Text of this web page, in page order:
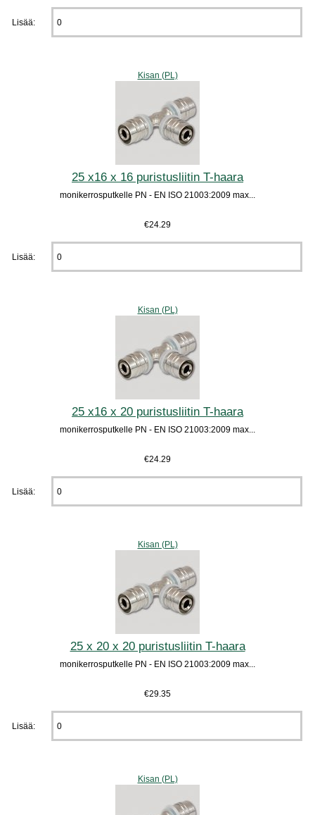
Lisää:
Kisan (PL)
25 x16 x 16 puristusliitin T-haara
monikerrosputkelle PN - EN ISO 21003:2009 max...
€24.29
Lisää:
Kisan (PL)
25 x16 x 20 puristusliitin T-haara
monikerrosputkelle PN - EN ISO 21003:2009 max...
€24.29
Lisää:
Kisan (PL)
25 x 20 x 20 puristusliitin T-haara
monikerrosputkelle PN - EN ISO 21003:2009 max...
€29.35
Lisää:
Kisan (PL)